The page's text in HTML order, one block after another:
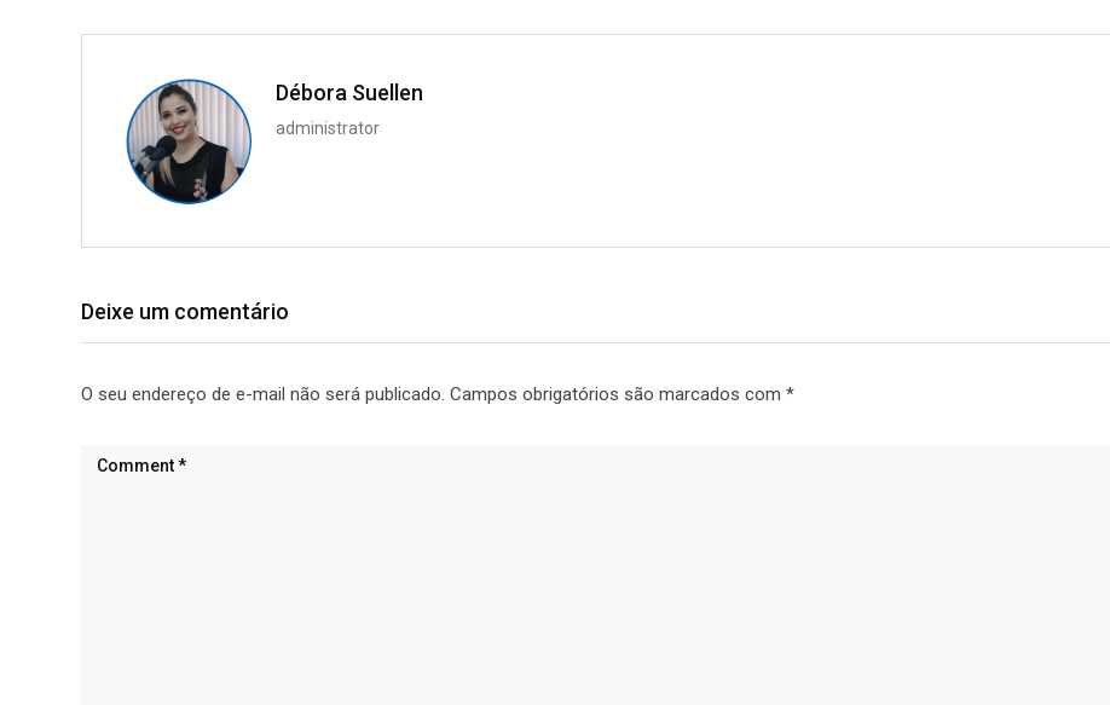
Débora Suellen
administrator
Deixe um comentário
O seu endereço de e-mail não será publicado. Campos obrigatórios são marcados com *